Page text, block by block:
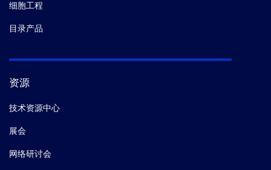
细胞工程
目录产品
资源
技术资源中心
展会
网络研讨会